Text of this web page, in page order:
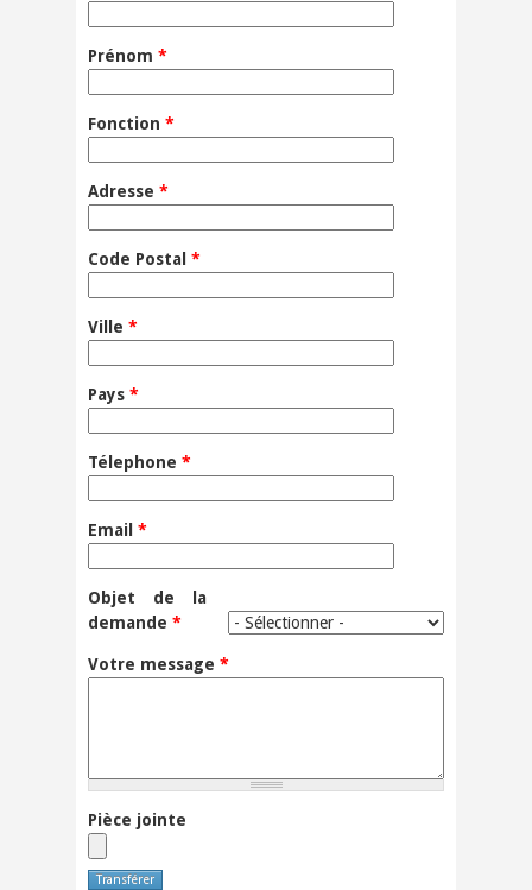
Prénom *
Fonction *
Adresse *
Code Postal *
Ville *
Pays *
Télephone *
Email *
Objet de la
demande *
Votre message *
Pièce jointe